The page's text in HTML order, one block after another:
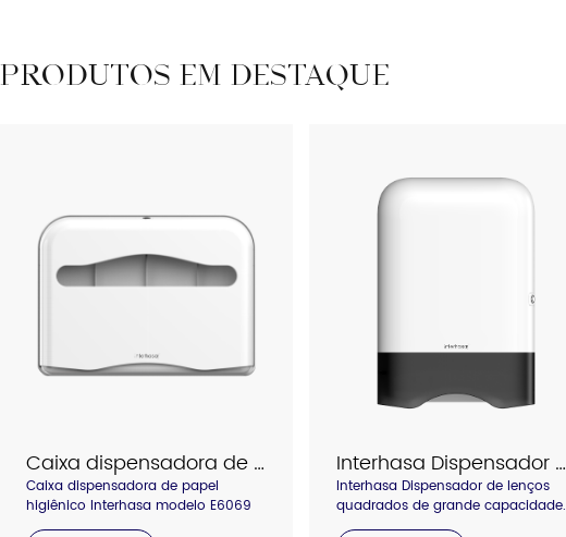
Trilho de
Catálogo
PRODUTOS EM DESTAQUE
Caixa dispensadora de papel higiênico Interhasa modelo E6069
Caixa dispensadora de papel
higiênico Interhasa modelo E6069
Interhasa Dispensador de lenços quadrados de grande capacidade Modelo E6019
Interhasa Dispensador de lenços
quadrados de grande capacidade
Modelo E6019